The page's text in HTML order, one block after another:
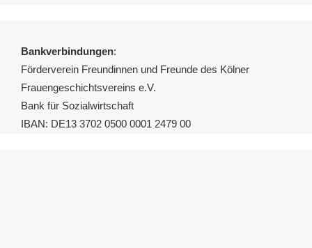
Bankverbindungen:
Förderverein Freundinnen und Freunde des Kölner
Frauengeschichtsvereins e.V.
Bank für Sozialwirtschaft
IBAN: DE13 3702 0500 0001 2479 00